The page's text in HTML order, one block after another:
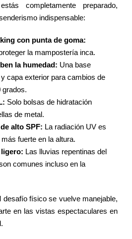
completamente preparado,
indispensable:
con punta de goma:
la mampostería inca.
la humedad: Una base
capa exterior para cambios de
grados.
Solo bolsas de hidratación
de metal.
alto SPF: La radiación UV es
fuerte en la altura.
Las lluvias repentinas del
comunes incluso en la
desafío físico se vuelve manejable,
en las vistas espectaculares en